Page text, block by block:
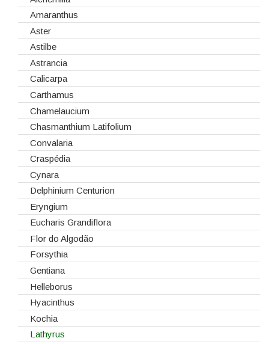
Embalagens
Esponjas
Estruturas
Fitas
Gaiolas
Lanternas
Madeiras
Spray
Tabuleiros/Bases
Telas/Tecidos
Vidros
Natal
Antirrinos
Antúrios
Bambú
Bouvardia
Brássicas
Celosias
Chrysanthemum
Cravos
Cymbidium
Dalias
Dendrobium
Eremurus
Fresias
Gerberas
Girassol
Gladiolus
Hydrangeas
Ilex
Lilium
Lisiantos
Moluccella
Amaranthus
Aster
Astilbe
Astrancia
Calicarpa
Carthamus
Chamelaucium
Chasmanthium Latifolium
Convalaria
Craspédia
Cynara
Delphinium Centurion
Eryngium
Eucharis Grandiflora
Flor do Algodão
Forsythia
Gentiana
Helleborus
Hyacinthus
Kochia
Lathyrus